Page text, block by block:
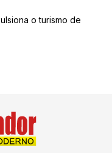
o turismo de